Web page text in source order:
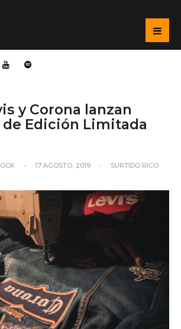
y Corona lanzan
Edición Limitada
• 17 AGOSTO, 2019 • SURTIDO RICO